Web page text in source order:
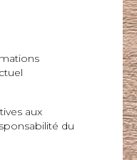
aux
du